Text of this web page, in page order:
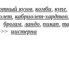
кузов,комби,купе,
,кабриолет-хардтоп
брогам,ландо,пикап,
цистерна